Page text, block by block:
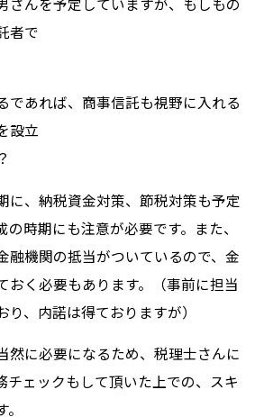
さんを予定していますが、もしもの
者で
であれば、商事信託も視野に入れる
設立
に、納税資金対策、節税対策も予定
の時期にも注意が必要です。また、
融機関の抵当がついているので、金
おく必要もあります。（事前に担当
、内諾は得ておりますが）
然に必要になるため、税理士さんに
チェックもして頂いた上での、スキ